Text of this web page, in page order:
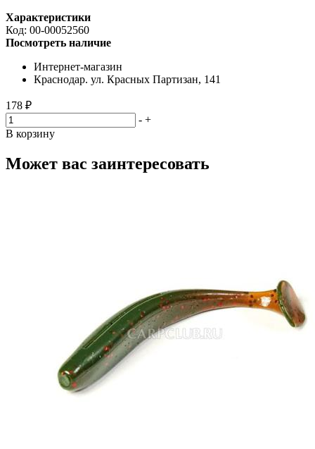
Характеристики
Код: 00-00052560
Посмотреть наличие
Интернет-магазин
Краснодар. ул. Красных Партизан, 141
178 ₽
- +
В корзину
Может вас заинтересовать